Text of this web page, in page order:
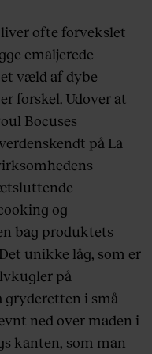
ofte forvekslet
emaljerede
væld af dybe
forskel. Udover at
Bocuses
på La
og
bag produktets
unikke låg, som er
på
gryderetten i små
ned over maden i
kanten, som man